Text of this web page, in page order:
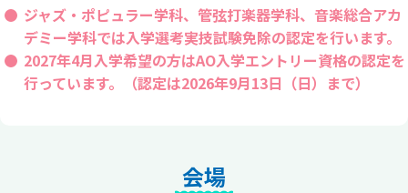
ジャズ・ポピュラー学科、管弦打楽器学科、音楽総合アカ
デミー学科では入学選考実技試験免除の認定を行います。
2027年4月入学希望の方はAO入学エントリー資格の認定を
行っています。（認定は2026年9月13日（日）まで）
会場